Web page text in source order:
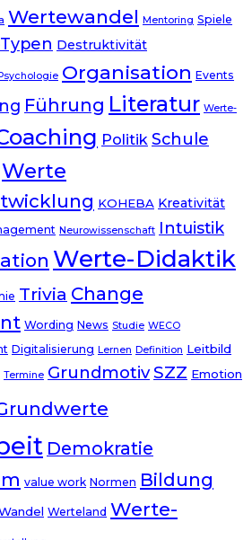
Wertewandel Mentoring Spiele
Destruktivität
Psychologie Organisation Events
Führung Literatur Werte-
Politik Schule
Werte
KOHEBA Kreativität
Neurowissenschaft Intuistik
Werte-Didaktik
Trivia Change
Wording News Studie WECO
Digitalisierung Lernen Definition Leitbild
Termine GrundmotivSZZ Emotion
Demokratie
value work Normen Bildung
Werteland Werte-